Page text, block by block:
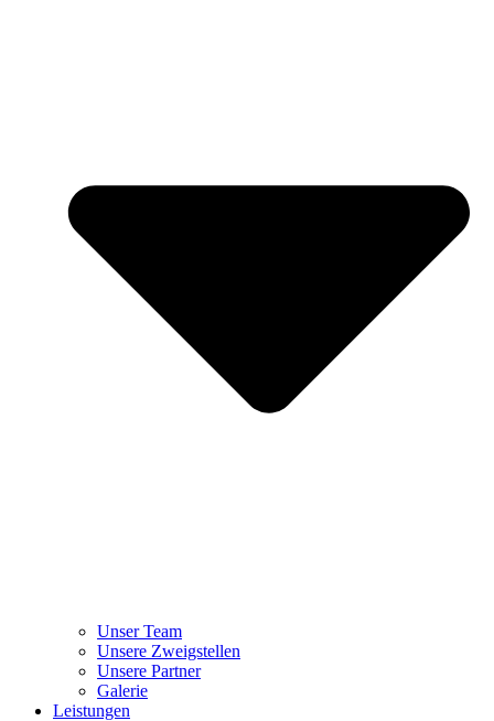
Unser Team
Unsere Zweigstellen
Unsere Partner
Galerie
Leistungen